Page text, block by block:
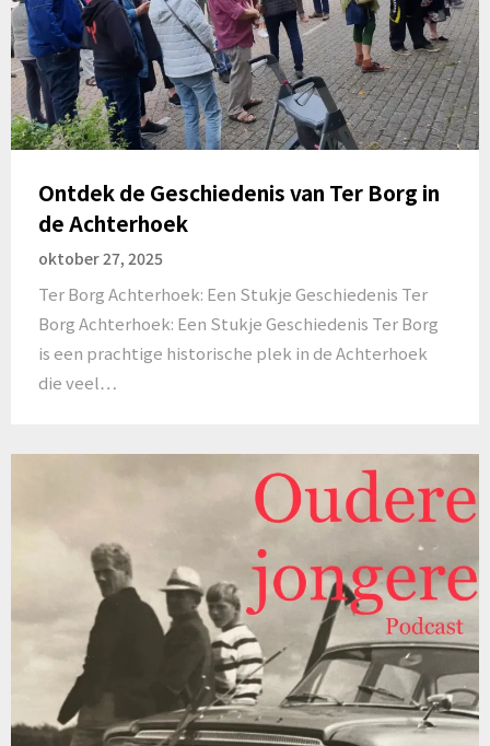
Ontdek de Geschiedenis van Ter Borg in
de Achterhoek
oktober 27, 2025
Ter Borg Achterhoek: Een Stukje Geschiedenis Ter
Borg Achterhoek: Een Stukje Geschiedenis Ter Borg
is een prachtige historische plek in de Achterhoek
die veel…